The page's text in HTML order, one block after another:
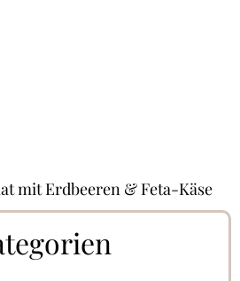
mit Erdbeeren & Feta-Käse